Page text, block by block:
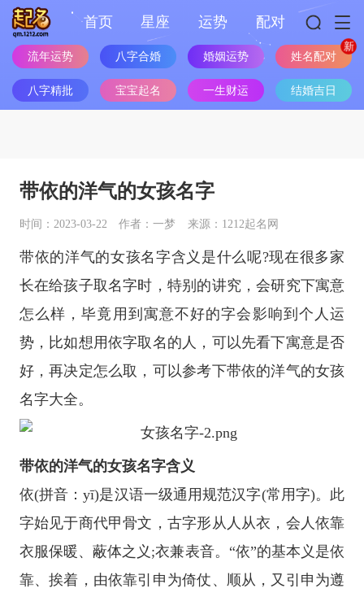
首页 星座 运势 配对
流年运势 八字合婚 婚姻运势 姓名配对
八字精批 宝宝起名 一生财运 结婚吉日
带依的洋气的女孩名字
时间：2023-03-22 作者：一梦 来源：1212起名网
带依的洋气的女孩名字含义是什么呢?现在很多家
长在给孩子取名字时，特别的讲究，会研究下寓意
怎么样，毕竟用到寓意不好的字会影响到个人运
势，比如想用依字取名的人，可以先看下寓意是否
好，再决定怎么取，可以参考下带依的洋气的女孩
名字大全。
带依的洋气的女孩名字含义
依(拼音：yī)是汉语一级通用规范汉字(常用字)。此
字始见于商代甲骨文，古字形从人从衣，会人依靠
衣服保暖、蔽体之义;衣兼表音。“依”的基本义是依
靠、挨着，由依靠引申为倚仗、顺从，又引申为遵